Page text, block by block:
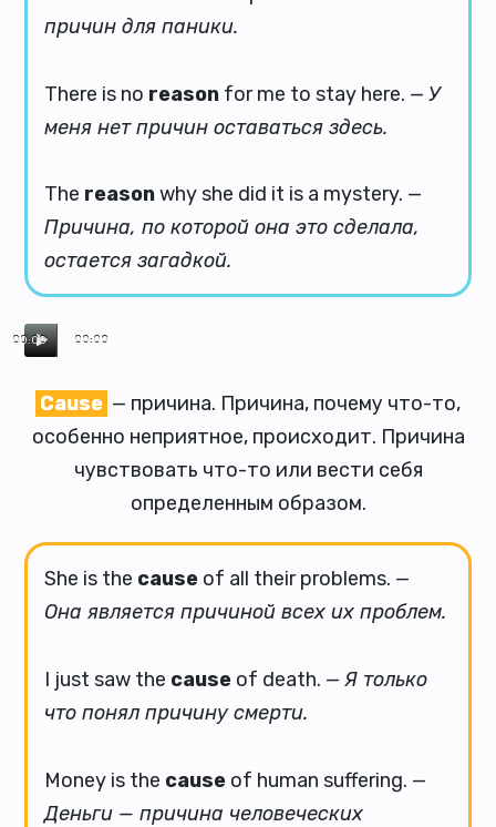
причин для паники.
There is no reason for me to stay here. —У
меня нет причин оставаться здесь.
The reasonwhy she did it is a mystery. —
Причина, по которой она это сделала,
остается загадкой.
00:00
00:00
Cause — причина. Причина, почему что-то,
особенно неприятное, происходит. Причина
чувствовать что-то или вести себя
определенным образом.
She is the cause of all their problems. —
Она является причиной всех их проблем.
I just saw the cause of death. —Я только
что понял причину смерти.
Money is the cause of human suffering. —
Деньги — причинa человеческих